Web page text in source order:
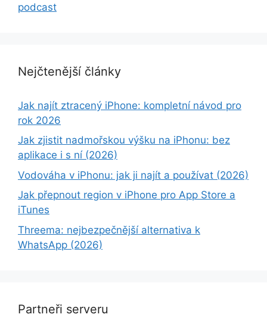
podcast
Nejčtenější články
Jak najít ztracený iPhone: kompletní návod pro
rok 2026
Jak zjistit nadmořskou výšku na iPhonu: bez
aplikace i s ní (2026)
Vodováha v iPhonu: jak ji najít a používat (2026)
Jak přepnout region v iPhone pro App Store a
iTunes
Threema: nejbezpečnější alternativa k
WhatsApp (2026)
Partneři serveru